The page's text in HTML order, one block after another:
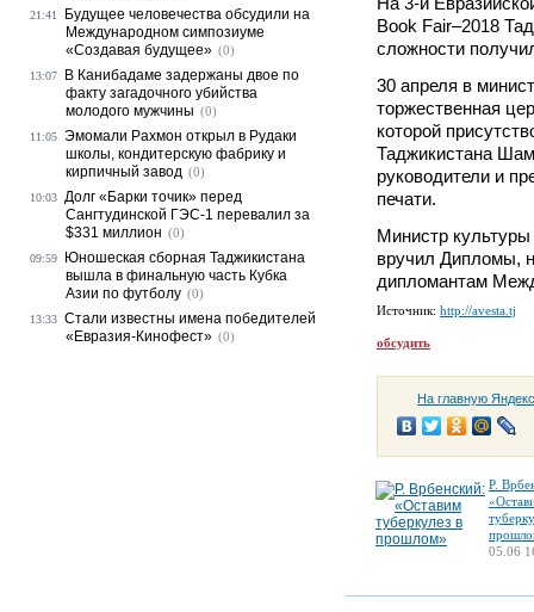
Book Fair–2018
сложности
30 апреля в
торжественная
которой
Таджикистана
руководители и
печати.
Министр
вручил Дипломы,
дипломантам
Источник: http://avesta.tj
обсудить
На главную
Р.
05.06
21:41
Будущее человечества обсудили на
Международном симпозиуме
«Создавая будущее» (0)
13:07
В Канибадаме задержаны двое по
факту загадочного убийства
молодого мужчины (0)
11:05 Эмомали Рахмон открыл в Рудаки
школы, кондитерскую фабрику и
кирпичный завод (0)
10:03 Долг «Барки точик» перед
Сангтудинской ГЭС-1 перевалил за
$331 миллион (0)
09:59
Юношеская сборная Таджикистана
вышла в финальную часть Кубка
Азии по футболу (0)
13:33 Стали известны имена победителей
«Евразия-Кинофест» (0)